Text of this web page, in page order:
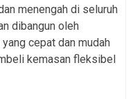
menengah di seluruh
dibangun oleh
cepat dan mudah
kemasan fleksibel